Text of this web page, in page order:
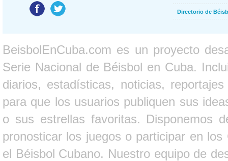
Directorio de
BeisbolEnCuba.com es un proyecto
Serie Nacional de Béisbol en Cuba.
diarios, estadísticas, noticias,
para que los usuarios publiquen sus
o sus estrellas favoritas. Disponemos
pronosticar los juegos o participar en
el Béisbol Cubano. Nuestro equipo de